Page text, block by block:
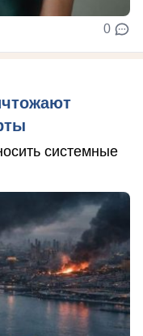
0
системные